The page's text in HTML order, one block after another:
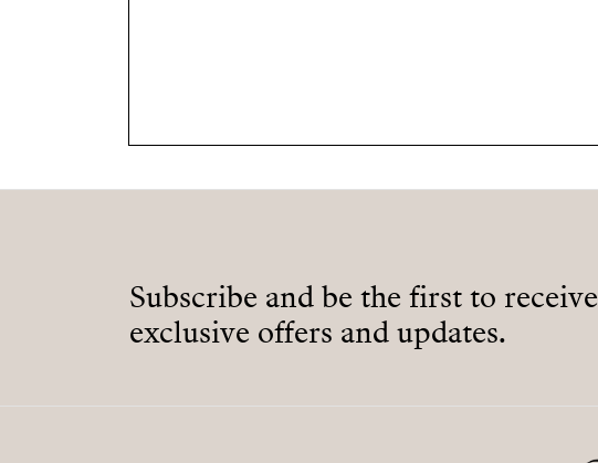
Subscribe and be the first to receive
exclusive offers and updates.